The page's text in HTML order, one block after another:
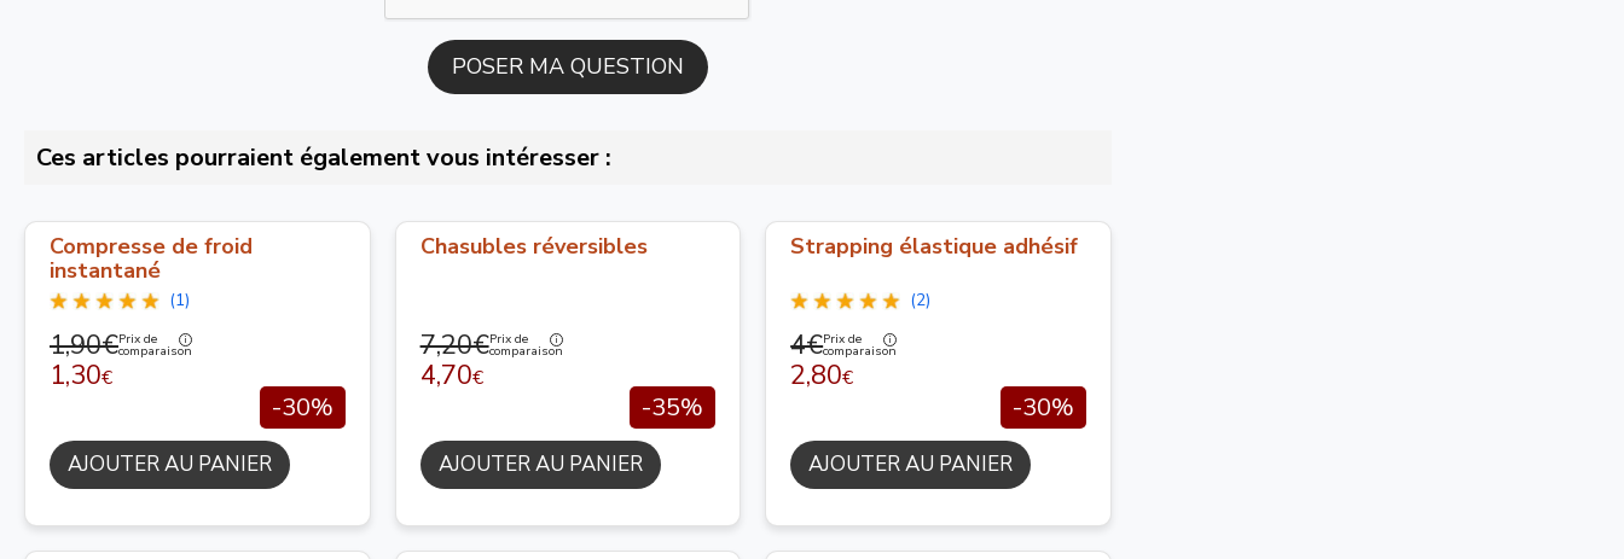
Ces articles pourraient également vous intéresser :
Compresse de froid
instantané
(1)
1,90€Prix de
comparaison
1,30€
-30%
AJOUTER AU PANIER
Chasubles réversibles
7,20€Prix de
comparaison
4,70€
-35%
AJOUTER AU PANIER
Strapping élastique adhésif
(2)
4€Prix de
comparaison
2,80€
-30%
AJOUTER AU PANIER